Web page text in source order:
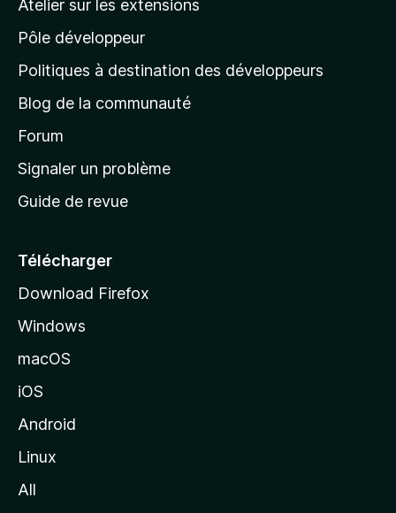
p
a
g
d
a
c
e
l
d
o
z
l
Atelier sur les extensions
Pôle développeur
Politiques à destination des développeurs
Blog de la communauté
Forum
Signaler un problème
Guide de revue
Télécharger
Download Firefox
Windows
macOS
iOS
Android
Linux
All